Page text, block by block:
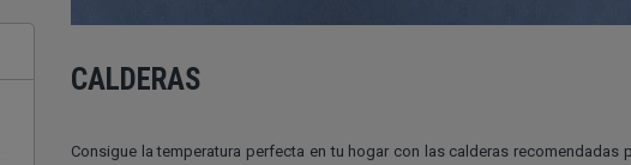
CALDERAS
Consigue la temperatura perfecta en tu hogar con las calderas